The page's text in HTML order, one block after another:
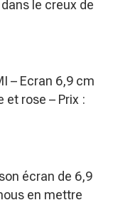
dans le creux de
– Ecran 6,9 cm
et rose – Prix :
écran de 6,9
en mettre